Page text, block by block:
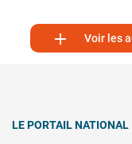
 Voir les
LE PORTAIL NATIONAL